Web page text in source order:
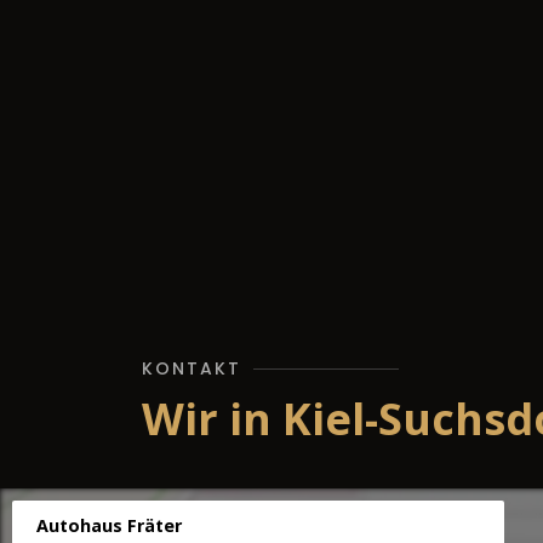
KONTAKT
Wir in Kiel-
Autohaus Fräter